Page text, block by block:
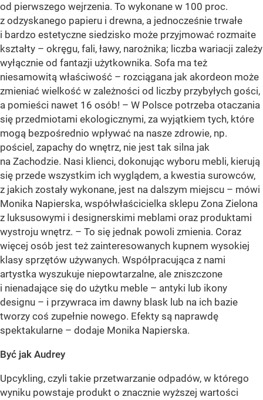
od pierwszego wejrzenia. To wykonane w 100 proc.
z odzyskanego papieru i drewna, a jednocześnie trwałe
i bardzo estetyczne siedzisko może przyjmować rozmaite
kształty – okręgu, fali, ławy, narożnika; liczba wariacji zależy
wyłącznie od fantazji użytkownika. Sofa ma też
niesamowitą właściwość – rozciągana jak akordeon może
zmieniać wielkość w zależności od liczby przybyłych gości,
a pomieści nawet 16 osób! – W Polsce potrzeba otaczania
się przedmiotami ekologicznymi, za wyjątkiem tych, które
mogą bezpośrednio wpływać na nasze zdrowie, np.
pościel, zapachy do wnętrz, nie jest tak silna jak
na Zachodzie. Nasi klienci, dokonując wyboru mebli, kierują
się przede wszystkim ich wyglądem, a kwestia surowców,
z jakich zostały wykonane, jest na dalszym miejscu – mówi
Monika Napierska, współwłaścicielka sklepu Zona Zielona
z luksusowymi i designerskimi meblami oraz produktami
wystroju wnętrz. – To się jednak powoli zmienia. Coraz
więcej osób jest też zainteresowanych kupnem wysokiej
klasy sprzętów używanych. Współpracująca z nami
artystka wyszukuje niepowtarzalne, ale zniszczone
i nienadające się do użytku meble – antyki lub ikony
designu – i przywraca im dawny blask lub na ich bazie
tworzy coś zupełnie nowego. Efekty są naprawdę
spektakularne – dodaje Monika Napierska.
Być jak Audrey
Upcykling, czyli takie przetwarzanie odpadów, w którego
wyniku powstaje produkt o znacznie wyższej wartości